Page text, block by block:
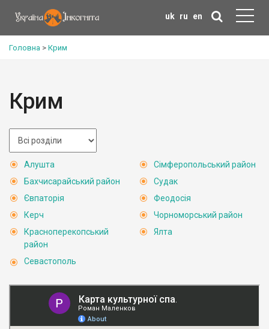
uk ru en
Головна > Крим
Крим
Алушта
Бахчисарайський район
Євпаторія
Керч
Красноперекопський
район
Севастополь
Сімферопольський район
Судак
Феодосія
Чорноморський район
Ялта